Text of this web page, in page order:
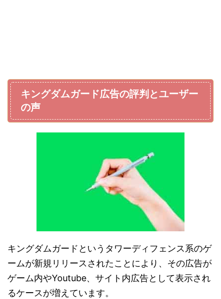
キングダムガード広告の評判とユーザー
の声
キングダムガードというタワーディフェンス系のゲ
ームが新規リリースされたことにより、その広告が
ゲーム内やYoutube、サイト内広告として表示され
るケースが増えています。